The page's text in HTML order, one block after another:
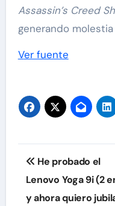
Assassin’s Creed
generando
Ver fuente
Navegación
de
He probado el
Lenovo Yoga 9i (2
y ahora quiero